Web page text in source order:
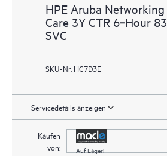
HPE Aruba
Care 3Y CTR 6‑Hour
SVC
SKU-Nr. HC7D3E
Servicedetails anzeigen
Kaufen
von:
Auf Lager!